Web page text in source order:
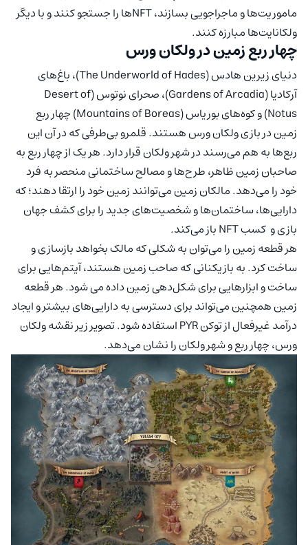
ماموریت‌ها و ماجراجویی بسازند، NFT‌ها را جستجو کنند و با دیگر
ولکانایت‌ها مبارزه کنند.
چهار ربع زمین در ولکان ورس
دنیای زیرین هادس (The Underworld of Hades)، باغ‌های
آرکادیا (Gardens of Arcadia)، صحرای نوتوس (Desert of
Notus) و کوه‌های بوریاس (Mountains of Boreas) چهار ربع
زمین در بازی ولکان ورس هستند. قلمرو بی‌طرفی که در آن این
ربع‌ها به هم می‌رسند در شهر ولکان قرار دارد. هر یک از چهار ربع به
صاحبان زمین ظاهر، طرح‌ها و مصالح ساختمانی منحصر به فرد
خود را می‌دهد. مالکان زمین می‌توانند زمین خود را ارتقا دهند؛ که
دارایی‌ها، ساختمان‌ها و شخصیت‌های جدید را برای کشف جهان
بازی و کسب NFT باز می‌کند.
هر قطعه زمین را می‌توان به شکلی که مالک بخواهد بازسازی و
ساخت کرد. به بازیکنانی که صاحب زمین هستند، آیتم‌هایی برای
ساخت و ابزارهایی برای شکل‌دهی زمین داده می شود. هر قطعه
زمین همچنین می‌تواند برای دسترسی به دارایی‌های بیشتر و ایجاد
درآمد غیرفعال از توکن PYR استفاده شود. تصویر زیر نقشه ولکان
ورس، چهار ربع و شهر ولکان را نشان می‌دهد.